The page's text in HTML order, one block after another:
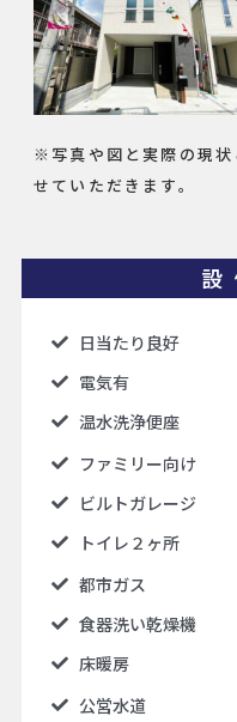
※写真や図と実際の現状
せていただきます。
日当たり良好
電気有
温水洗浄便座
ファミリー向け
ビルトガレージ
トイレ２ヶ所
都市ガス
食器洗い乾燥機
床暖房
公営水道